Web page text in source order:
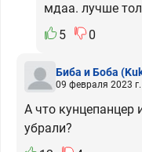
мдаа. лучше
5
0
Биба и Боба
09 февраля 2023 г.
А что кунцепанцер
убрали?